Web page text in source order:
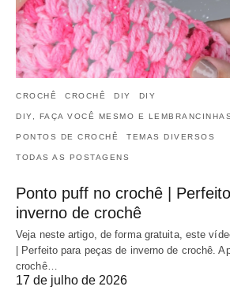
CROCHÊ CROCHÊ DIY DIY
DIY, FAÇA VOCÊ MESMO E LEMBRANCINHAS
PONTOS DE CROCHÊ TEMAS DIVERSOS
TODAS AS POSTAGENS
Ponto puff no crochê |
inverno de crochê
Veja neste artigo, de forma gratuita, este
| Perfeito para peças de inverno de crochê.
crochê…
17 de julho de 2026